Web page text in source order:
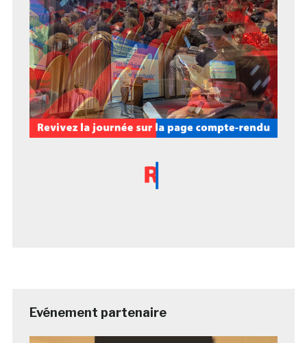
Evénement partenaire